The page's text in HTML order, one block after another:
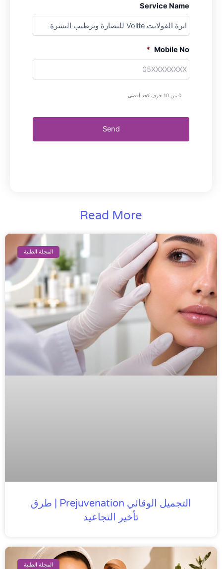
Service Name
Mobile No
*
0 من 10 حرف كحد أقصى
Read More
المجلة الطبية
التجميل الوقائي Prejuvenation | طرق
تأخير التجاعيد
المجلة الطبية